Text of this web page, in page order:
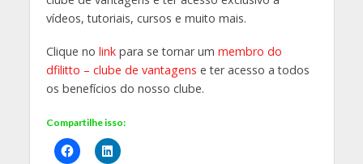
vídeos, tutoriais, cursos e muito mais.
Clique no linkpara se tornar um membro do
dfilitto – clube de vantagens e ter acesso a todos
os benefícios do nosso clube.
Compartilhe isso: